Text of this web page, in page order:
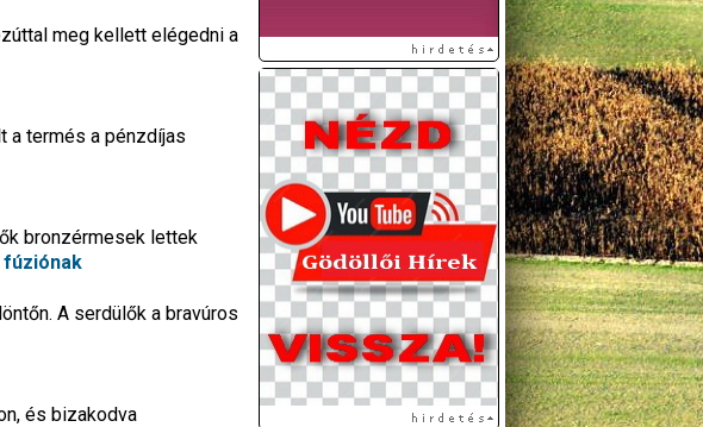
meg kellett elégedni a
a termés a pénzdíjas
bronzérmesek lettek
fúziónak
A serdülők a bravúros
és bizakodva
A GÖDÖLLŐI ÉS
KÖRNYÉKBELI
KULTURÁLIS- ÉS
SPORTPROGRAMOKAT
KÖZÖSSÉGI
OLDALUNKON TESSZÜK
KÖZZÉ!